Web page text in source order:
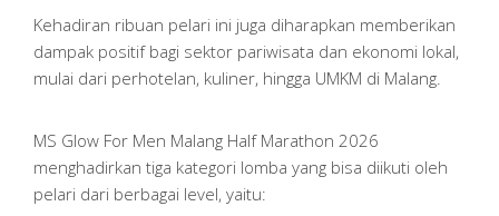
Kehadiran ribuan pelari ini juga diharapkan memberikan
dampak positif bagi sektor pariwisata dan ekonomi lokal,
mulai dari perhotelan, kuliner, hingga UMKM di Malang.
MS Glow For Men Malang Half Marathon 2026
menghadirkan tiga kategori lomba yang bisa diikuti oleh
pelari dari berbagai level, yaitu: